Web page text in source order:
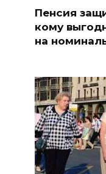
Пенсия
кому
на